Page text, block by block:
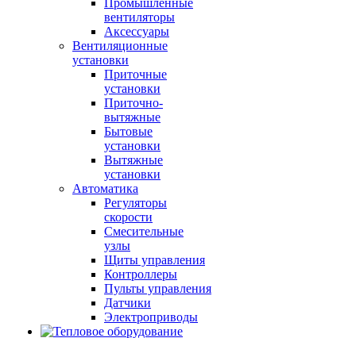
Промышленные
вентиляторы
Аксессуары
Вентиляционные
установки
Приточные
установки
Приточно-
вытяжные
Бытовые
установки
Вытяжные
установки
Автоматика
Регуляторы
скорости
Смесительные
узлы
Щиты управления
Контроллеры
Пульты управления
Датчики
Электроприводы